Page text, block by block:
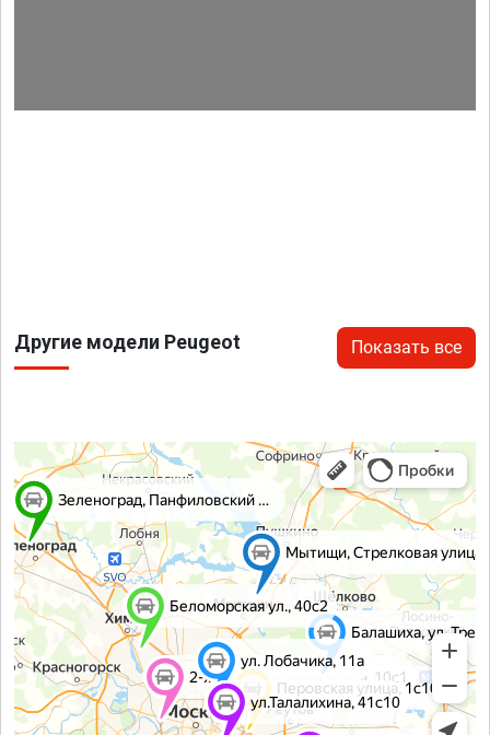
Другие модели Peugeot Показать все